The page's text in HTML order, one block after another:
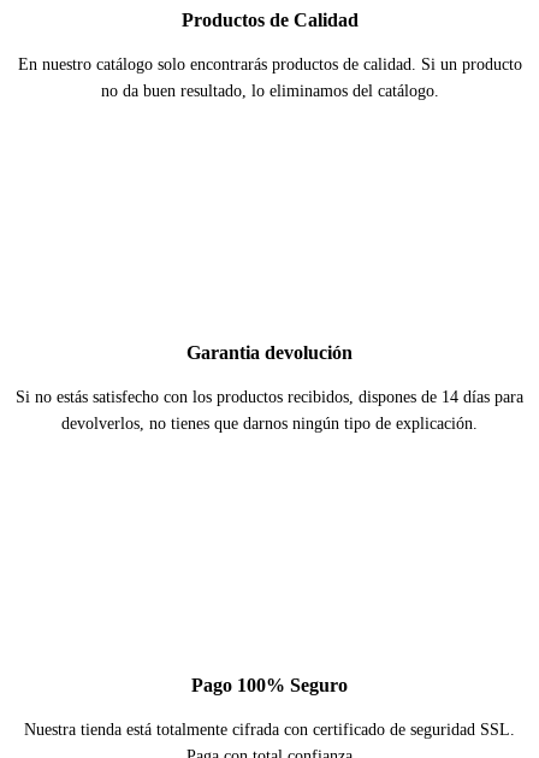
Productos de Calidad
En nuestro catálogo solo encontrarás productos de calidad. Si un producto
no da buen resultado, lo eliminamos del catálogo.
Garantia devolución
Si no estás satisfecho con los productos recibidos, dispones de 14 días para
devolverlos, no tienes que darnos ningún tipo de explicación.
Pago 100% Seguro
Nuestra tienda está totalmente cifrada con certificado de seguridad SSL.